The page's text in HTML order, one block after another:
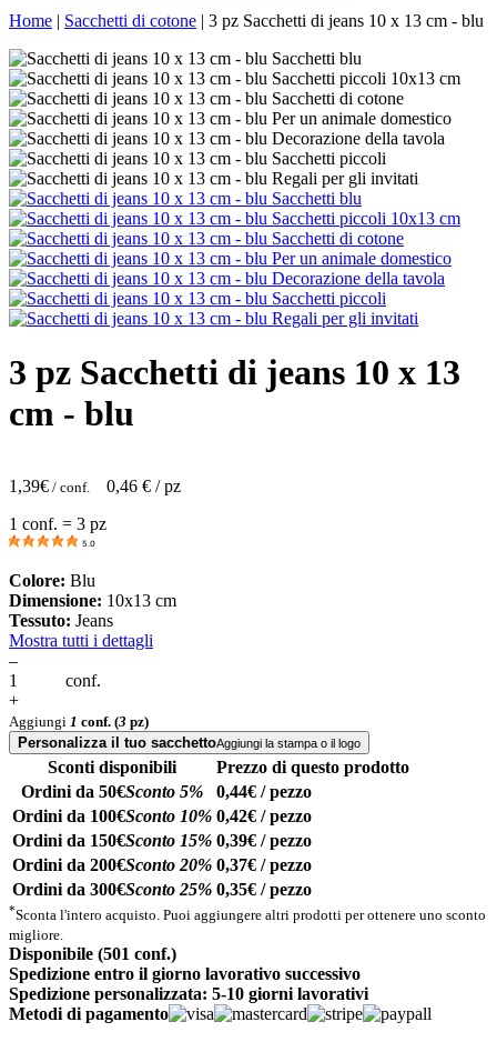
Home | Sacchetti di cotone | 3 pz Sacchetti di jeans 10 x 13 cm - blu
3 pz Sacchetti di jeans 10 x 13
cm - blu
1,39€ / conf.
1 conf. = 3 pz
0,46 € / pz
5.0
Colore: Blu
Dimensione: 10x13 cm
Tessuto: Jeans
Mostra tutti i dettagli
–
conf.
+
Aggiungi 1 conf. (3 pz)
Personalizza il tuo sacchettoAggiungi la stampa o il logo
Sconti disponibili
Prezzo di questo prodotto
Ordini da 50€Sconto 5%
0,44€ / pezzo
Ordini da 100€Sconto 10% 0,42€ / pezzo
Ordini da 150€Sconto 15% 0,39€ / pezzo
Ordini da 200€Sconto 20% 0,37€ / pezzo
Ordini da 300€Sconto 25% 0,35€ / pezzo
*Sconta l'intero acquisto. Puoi aggiungere altri prodotti per ottenere uno sconto
migliore.
Disponibile (501 conf.)
Spedizione entro il giorno lavorativo successivo
Spedizione personalizzata: 5-10 giorni lavorativi
Metodi di pagamento